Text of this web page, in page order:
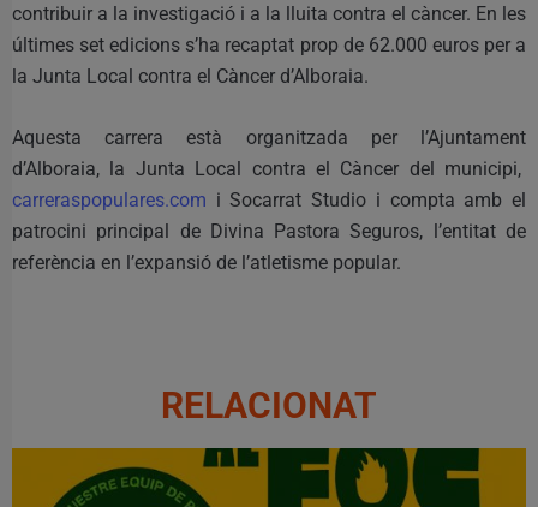
contribuir a la investigació i a la lluita contra el càncer. En les
últimes set edicions s’ha recaptat prop de 62.000 euros per a
la Junta Local contra el Càncer d’Alboraia.
Aquesta carrera està organitzada per l’Ajuntament
d’Alboraia, la Junta Local contra el Càncer del municipi,
carreraspopulares.com i Socarrat Studio i compta amb el
patrocini principal de Divina Pastora Seguros, l’entitat de
referència en l’expansió de l’atletisme popular.
RELACIONAT